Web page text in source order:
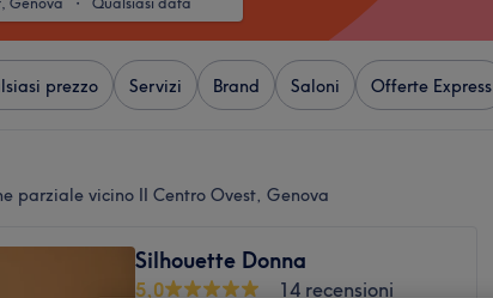
prezzo Servizi Brand Saloni Offerte Express
parziale vicino II Centro Ovest, Genova
Silhouette Donna
5,0
14 recensioni